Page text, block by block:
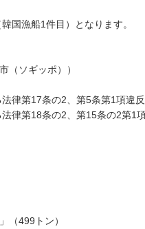
国漁船1件目）となります。
（ソギッポ））
律第17条の2、第5条第1項違
律第18条の2、第15条の2第1
（499トン）